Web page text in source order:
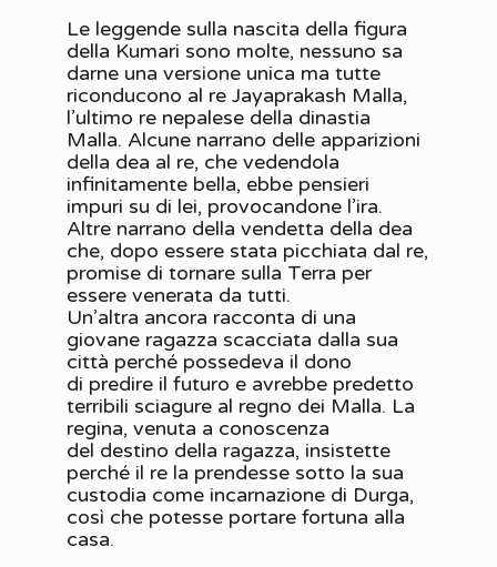
Le leggende sulla nascita della figura
della Kumari sono molte, nessuno sa
darne una versione unica ma tutte
riconducono al re Jayaprakash Malla,
l’ultimo re nepalese della dinastia
Malla. Alcune narrano delle apparizioni
della dea al re, che vedendola
infinitamente bella, ebbe pensieri
impuri su di lei, provocandone l’ira.
Altre narrano della vendetta della dea
che, dopo essere stata picchiata dal re,
promise di tornare sulla Terra per
essere venerata da tutti.
Un’altra ancora racconta di una
giovane ragazza scacciata dalla sua
città perché possedeva il dono
di predire il futuro e avrebbe predetto
terribili sciagure al regno dei Malla. La
regina, venuta a conoscenza
del destino della ragazza, insistette
perché il re la prendesse sotto la sua
custodia come incarnazione di Durga,
così che potesse portare fortuna alla
casa.